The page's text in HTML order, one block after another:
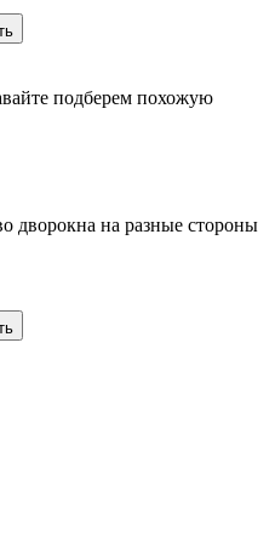
подберем похожую
дворокна на разные стороны